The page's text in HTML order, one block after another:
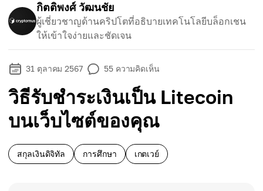
กิตติพงศ์ วัฒนชัย
ผู้เชี่ยวชาญด้านคริปโตที่อธิบายเทคโนโลยีบล็อกเชน
ให้เข้าใจง่ายและชัดเจน
31 ตุลาคม 2567 55 ความคิดเห็น
วิธีรับชำระเงินเป็น Litecoin
บนเว็บไซต์ของคุณ
สกุลเงินดิจิทัล การศึกษา เกตเวย์